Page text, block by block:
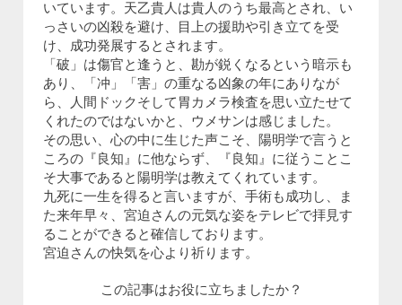
いています。天乙貴人は貴人のうち最高とされ、い
っさいの凶殺を避け、目上の援助や引き立てを受
け、成功発展するとされます。
「破」は傷官と逢うと、勘が鋭くなるという暗示も
あり、「冲」「害」の重なる凶象の年にありなが
ら、人間ドックそして胃カメラ検査を思い立たせて
くれたのではないかと、ウメサンは感じました。
その思い、心の中に生じた声こそ、陽明学で言うと
ころの『良知』に他ならず、『良知』に従うことこ
そ大事であると陽明学は教えてくれています。
九死に一生を得ると言いますが、手術も成功し、ま
た来年早々、宮迫さんの元気な姿をテレビで拝見す
ることができると確信しております。
宮迫さんの快気を心より祈ります。
この記事はお役に立ちましたか？